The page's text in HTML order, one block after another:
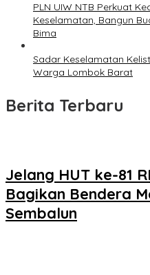
PLN UIW NTB Perkuat
Keselamatan, Bangun
Bima
Sadar Keselamatan
Warga Lombok Barat
Berita Terbaru
Jelang HUT ke-81
Bagikan Bendera
Sembalun